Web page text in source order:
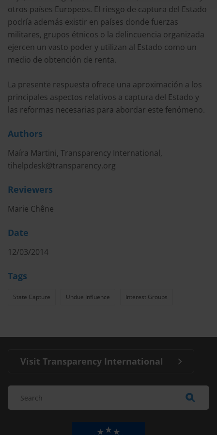
otros países Europeos. El riesgo de captura del Estado
podría además existir en países donde fuerzas
militares, grupos étnicos o la delincuencia organizada
ejercen un vasto poder y utilizan al Estado como un
medio de obtención de renta.
La presente respuesta ofrece una aproximación a los
principales aspectos relativos a captura del Estado y
las reformas necesarias para abordar este fenómeno.
Authors
Maíra Martini, Transparency International,
tihelpdesk@transparency.org
Reviewers
Marie Chêne
Date
12/03/2014
Tags
State Capture Undue Influence Interest Groups
Visit Transparency International